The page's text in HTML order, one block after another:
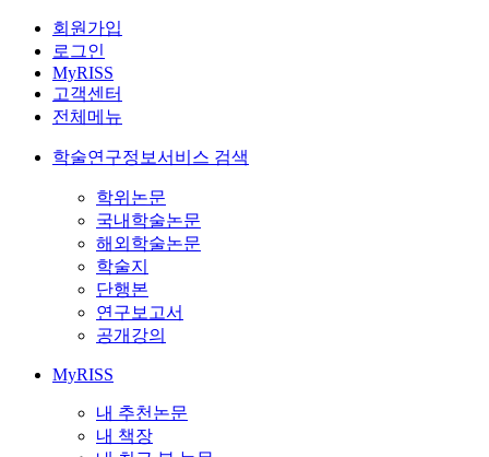
회원가입
로그인
MyRISS
고객센터
전체메뉴
학술연구정보서비스 검색
학위논문
국내학술논문
해외학술논문
학술지
단행본
연구보고서
공개강의
MyRISS
내 추천논문
내 책장